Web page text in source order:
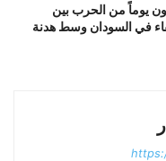
يوماً من الحرب بين
في السودان وسط هدنة